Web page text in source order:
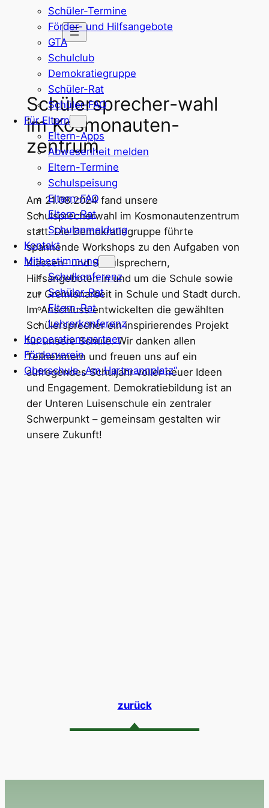
springen
Schüler-Termine
Förder- und Hilfsangebote
GTA
Schulclub
Demokratiegruppe
Schüler-Rat
Schüler-FAQ
Für Eltern
Eltern-Apps
Abwesenheit melden
Eltern-Termine
Schulspeisung
Eltern-FAQ
Eltern-Rat
Schulanmeldung
Kontakt
Mitbestimmung
Schulkonferenz
Schüler-Rat
Eltern-Rat
Lehrerkonferenz
Kooperationspartner
Förderverein
Oberschule „Am Hartmannplatz“
Schülersprecher-wahl
im Kosmonauten-
zentrum
Am 21.08.2024 fand unsere
Schulsprecherwahl im Kosmonautenzentrum
statt. Die Demokratiegruppe führte
spannende Workshops zu den Aufgaben von
Klassen- und Schulsprechern,
Hilfsangeboten in und um die Schule sowie
zur Gremienarbeit in Schule und Stadt durch.
Im Anschluss entwickelten die gewählten
Schülersprecher ein inspirierendes Projekt
für unsere Schule. Wir danken allen
Teilnehmern und freuen uns auf ein
aufregendes Schuljahr voller neuer Ideen
und Engagement. Demokratiebildung ist an
der Unteren Luisenschule ein zentraler
Schwerpunkt – gemeinsam gestalten wir
unsere Zukunft!
zurück